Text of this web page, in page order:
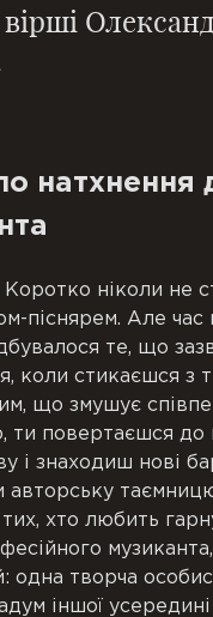
вірші
натхнення
ніколи не
піснярем. Але час
те, що
коли стикаєшся з
що змушує
ти повертаєшся до
і знаходиш нові
авторську
тих, хто любить
одна творча
іншої